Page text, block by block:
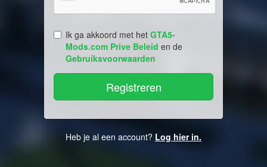
Ik ga akkoord met het GTA5-
Mods.com Prive Beleid en de
Gebruiksvoorwaarden
Heb je al een account? Log hier in.